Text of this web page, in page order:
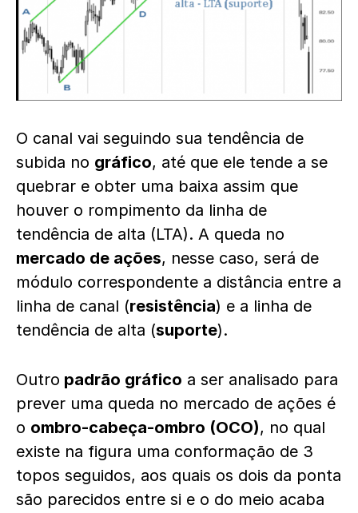
O canal vai seguindo sua tendência de
subida no gráfico, até que ele tende a se
quebrar e obter uma baixa assim que
houver o rompimento da linha de
tendência de alta (LTA). A queda no
mercado de ações, nesse caso, será de
módulo correspondente a distância entre a
linha de canal (resistência) e a linha de
tendência de alta (suporte).
Outro padrão gráfico a ser analisado para
prever uma queda no mercado de ações é
o ombro-cabeça-ombro (OCO), no qual
existe na figura uma conformação de 3
topos seguidos, aos quais os dois da ponta
são parecidos entre si e o do meio acaba